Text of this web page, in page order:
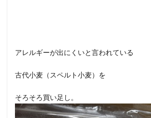
アレルギーが出にくいと言われている
古代小麦（スペルト小麦）を
そろそろ買い足し。